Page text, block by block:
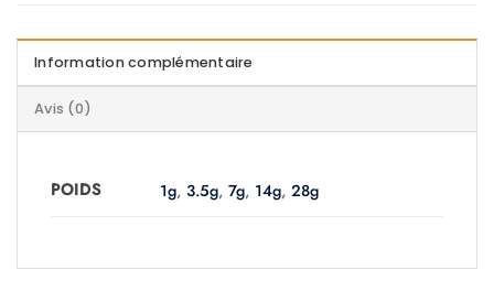
Information complémentaire
Avis (0)
POIDS 1g,3.5g,7g, 14g,28g